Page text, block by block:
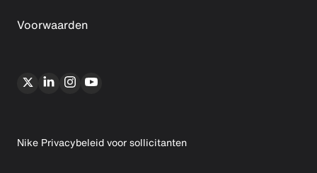
Voorwaarden
Nike Privacybeleid voor sollicitanten